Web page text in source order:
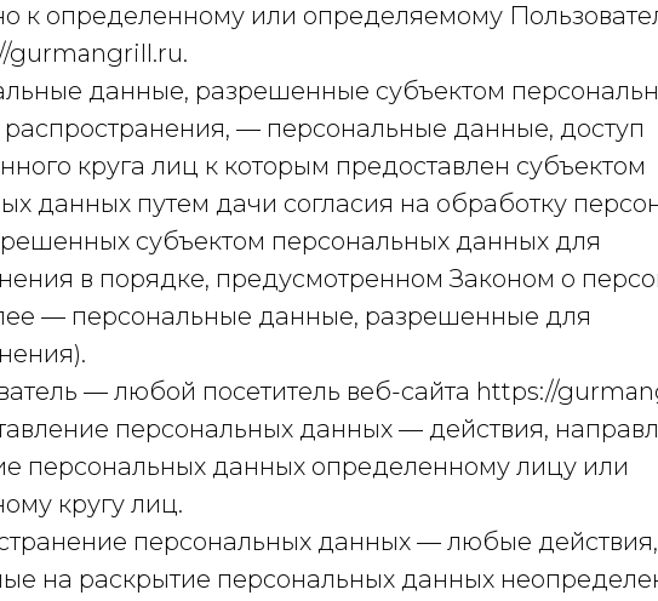
к определенному или определяемому
gurmangrill.ru.
данные, разрешенные субъектом
— персональные данные, доступ
круга лиц к которым предоставлен субъектом
данных путем дачи согласия на обработку
субъектом персональных данных для
в порядке, предусмотренном Законом о
— персональные данные, разрешенные для
— любой посетитель веб-сайта https://
персональных данных — действия,
персональных данных определенному лицу или
кругу лиц.
персональных данных — любые действия,
на раскрытие персональных данных